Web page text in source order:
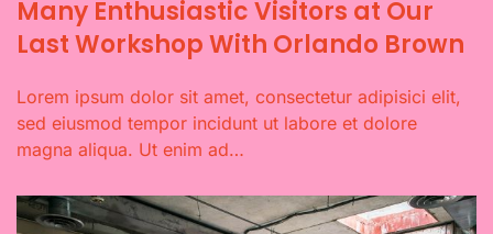
Many Enthusiastic Visitors at Our
Last Workshop With Orlando Brown
Lorem ipsum dolor sit amet, consectetur adipisici elit,
sed eiusmod tempor incidunt ut labore et dolore
magna aliqua. Ut enim ad…